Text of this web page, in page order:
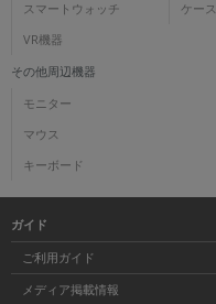
スマートウォッチ
VR機器
ケース
その他周辺機器
モニター
マウス
キーボード
ガイド
ご利用ガイド
メディア掲載情報